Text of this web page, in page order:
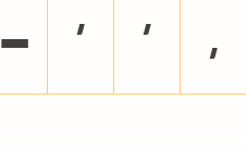
— ‘ ’ ‚